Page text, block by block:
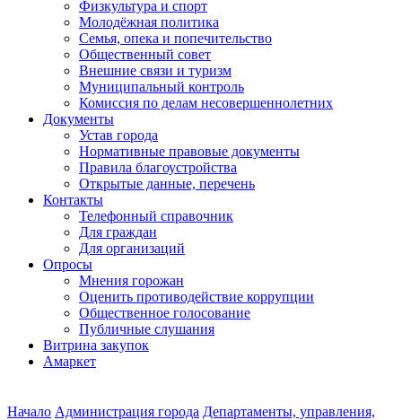
Физкультура и спорт
Молодёжная политика
Семья, опека и попечительство
Общественный совет
Внешние связи и туризм
Муниципальный контроль
Комиссия по делам несовершеннолетних
Документы
Устав города
Нормативные правовые документы
Правила благоустройства
Открытые данные, перечень
Контакты
Телефонный справочник
Для граждан
Для организаций
Опросы
Мнения горожан
Оценить противодействие коррупции
Общественное голосование
Публичные слушания
Витрина закупок
Амаркет
Начало Администрация города Департаменты, управления,